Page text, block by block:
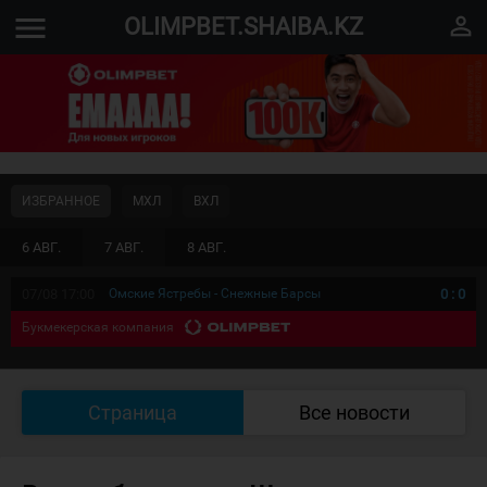
menu OLIMPBET.SHAIBA.KZ perm_identity
6 АВГ. 7 АВГ. 8 АВГ.
ИЗБРАННОЕ МХЛ ВХЛ
Омские Ястребы - Снежные Барсы 0 : 0
Букмекерская компания
Страница Все новости